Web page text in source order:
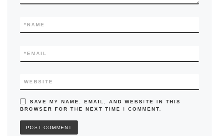
NAME
*
EMAIL
*
WEBSITE
SAVE MY NAME, EMAIL, AND WEBSITE IN THIS
BROWSER FOR THE NEXT TIME I COMMENT.